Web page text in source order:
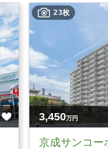
23枚
3,450万円
京成サンコー